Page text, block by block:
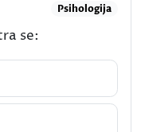
Psihologija
se: